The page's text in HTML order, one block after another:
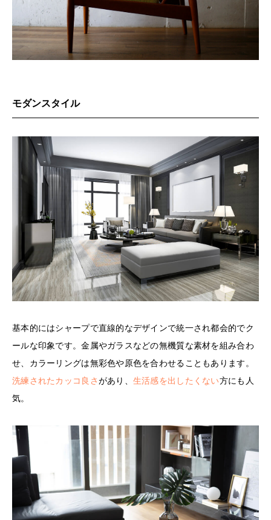
モダンスタイル
基本的にはシャープで直線的なデザインで統一され都会的でク
ールな印象です。金属やガラスなどの無機質な素材を組み合わ
せ、カラーリングは無彩色や原色を合わせることもあります。
洗練されたカッコ良さがあり、 生活感を出したくない方にも人
気。